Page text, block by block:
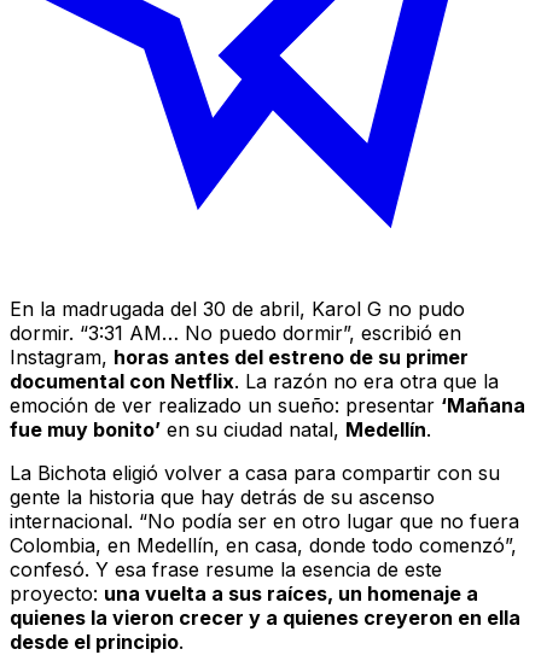
En la madrugada del 30 de abril, Karol G no pudo
dormir. “3:31 AM… No puedo dormir”, escribió en
Instagram, horas antes del estreno de su primer
documental con Netflix. La razón no era otra que la
emoción de ver realizado un sueño: presentar ‘Mañana
fue muy bonito’ en su ciudad natal, Medellín.
La Bichota eligió volver a casa para compartir con su
gente la historia que hay detrás de su ascenso
internacional. “No podía ser en otro lugar que no fuera
Colombia, en Medellín, en casa, donde todo comenzó”,
confesó. Y esa frase resume la esencia de este
proyecto: una vuelta a sus raíces, un homenaje a
quienes la vieron crecer y a quienes creyeron en ella
desde el principio.